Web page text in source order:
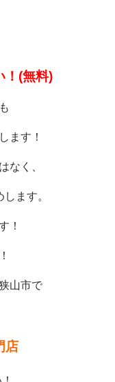
！(無料)
ます！
なく、
ます。
！
山市で
店